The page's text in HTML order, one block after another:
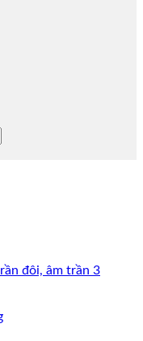
đôi, âm trần 3